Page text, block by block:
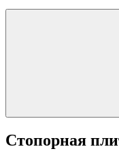
Стопорная